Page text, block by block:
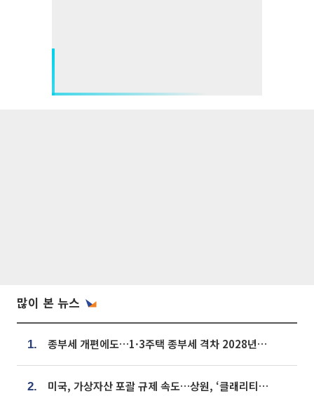
많이 본 뉴스
1. 종부세 개편에도…1·3주택 종부세 격차 2028년부터 확대
2. 미국, 가상자산 포괄 규제 속도…상원, ‘클래리티법’ 9월 절차투표 추진